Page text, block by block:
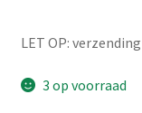
LET OP:
3 op voorraad